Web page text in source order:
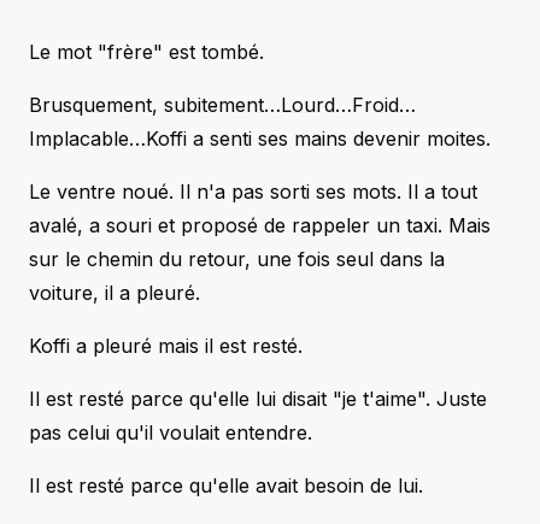
Le mot "frère" est tombé.
Brusquement, subitement…Lourd…Froid…
Implacable…Koffi a senti ses mains devenir moites.
Le ventre noué. Il n'a pas sorti ses mots. Il a tout
avalé, a souri et proposé de rappeler un taxi. Mais
sur le chemin du retour, une fois seul dans la
voiture, il a pleuré.
Koffi a pleuré mais il est resté.
Il est resté parce qu'elle lui disait "je t'aime". Juste
pas celui qu'il voulait entendre.
Il est resté parce qu'elle avait besoin de lui.